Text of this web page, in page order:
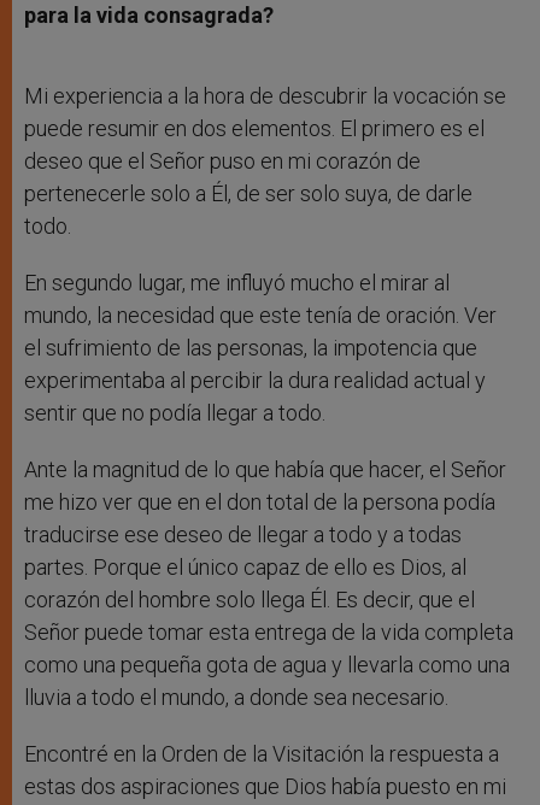
para la vida consagrada?
Mi experiencia a la hora de descubrir la vocación se
puede resumir en dos elementos. El primero es el
deseo que el Señor puso en mi corazón de
pertenecerle solo a Él, de ser solo suya, de darle
todo.
En segundo lugar, me influyó mucho el mirar al
mundo, la necesidad que este tenía de oración. Ver
el sufrimiento de las personas, la impotencia que
experimentaba al percibir la dura realidad actual y
sentir que no podía llegar a todo.
Ante la magnitud de lo que había que hacer, el Señor
me hizo ver que en el don total de la persona podía
traducirse ese deseo de llegar a todo y a todas
partes. Porque el único capaz de ello es Dios, al
corazón del hombre solo llega Él. Es decir, que el
Señor puede tomar esta entrega de la vida completa
como una pequeña gota de agua y llevarla como una
lluvia a todo el mundo, a donde sea necesario.
Encontré en la Orden de la Visitación la respuesta a
estas dos aspiraciones que Dios había puesto en mi